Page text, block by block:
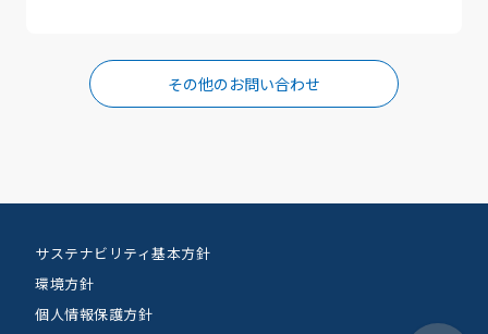
その他のお問い合わせ
サステナビリティ基本方針
環境方針
個人情報保護方針